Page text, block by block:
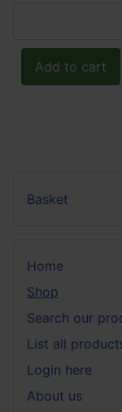
Basket
Home
Shop
Search our
List all
Login here
About us